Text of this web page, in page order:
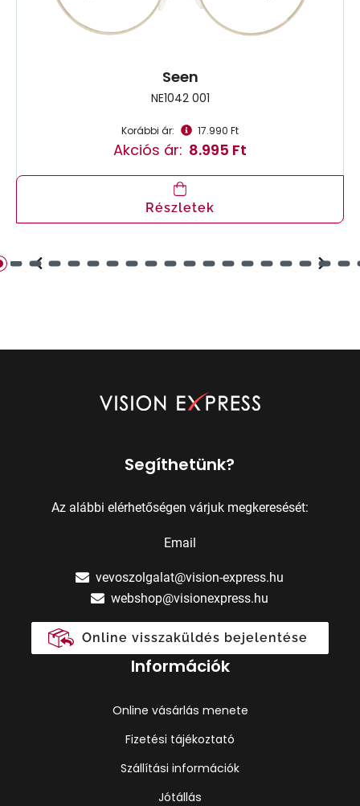
Seen
NE1042 001
Korábbi ár: 17.990 Ft
Akciós ár: 8.995 Ft
Részletek
Segíthetünk?
Az alábbi elérhetőségen várjuk megkeresését:
Email
vevoszolgalat@vision-express.hu
webshop@visionexpress.hu
Online visszaküldés bejelentése
Információk
Online vásárlás menete
Fizetési tájékoztató
Szállítási információk
Jótállás